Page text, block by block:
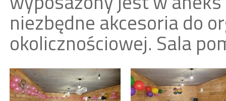
niezbędne akcesoria do
okolicznościowej. Sala